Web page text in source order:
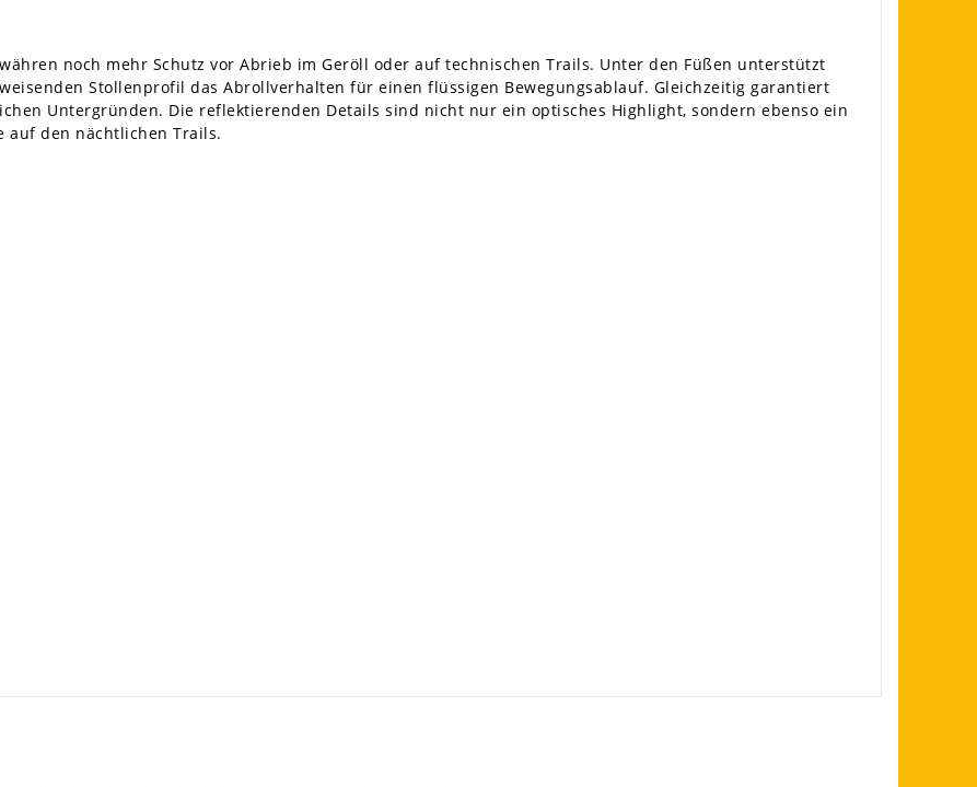
noch mehr Schutz vor Abrieb im Geröll oder auf technischen Trails. Unter den Füßen unterstützt
Stollenprofil das Abrollverhalten für einen flüssigen Bewegungsablauf. Gleichzeitig garantiert
Untergründen. Die reflektierenden Details sind nicht nur ein optisches Highlight, sondern ebenso ein
auf den nächtlichen Trails.